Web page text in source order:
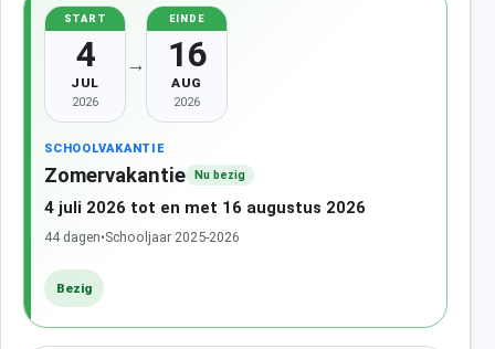
START
4
JUL
2026
→
EINDE
16
AUG
2026
SCHOOLVAKANTIE
Zomervakantie Nu bezig
4 juli 2026 tot en met 16 augustus 2026
44 dagen•Schooljaar 2025-2026
Bezig